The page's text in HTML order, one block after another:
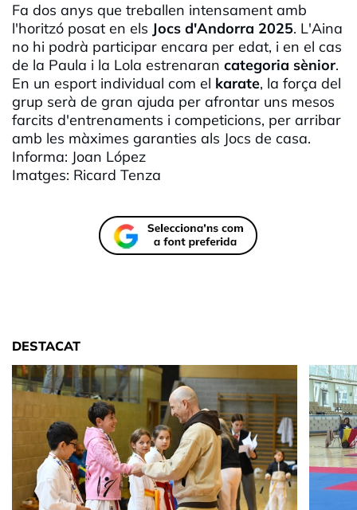
Fa dos anys que treballen intensament amb
l'horitzó posat en els Jocs d'Andorra 2025. L'Aina
no hi podrà participar encara per edat, i en el cas
de la Paula i la Lola estrenaran categoria sènior.
En un esport individual com el karate, la força del
grup serà de gran ajuda per afrontar uns mesos
farcits d'entrenaments i competicions, per arribar
amb les màximes garanties als Jocs de casa.
Informa: Joan López
Imatges: Ricard Tenza
DESTACAT